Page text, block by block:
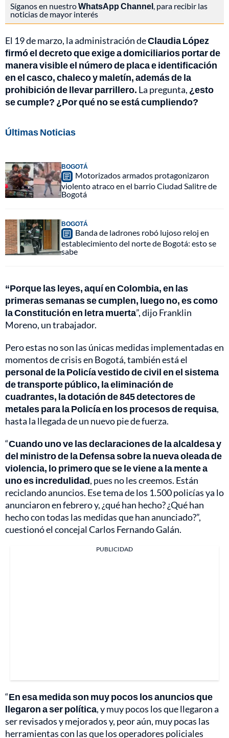
Síganos en nuestroWhatsApp Channel , para recibir las
noticias de mayor interés
El 19 de marzo, la administración deClaudia López
firmó el decreto que exige a domiciliarios portar de
manera visible el número de placa e identificación
en el casco, chaleco y maletín, además de la
prohibición de llevar parrillero. La pregunta, ¿esto
se cumple? ¿Por qué no se está cumpliendo?
Últimas Noticias
BOGOTÁ
Motorizados armados protagonizaron
violento atraco en el barrio Ciudad Salitre de
Bogotá
BOGOTÁ
Banda de ladrones robó lujoso reloj en
establecimiento del norte de Bogotá: esto se
sabe
“Porque las leyes, aquí en Colombia, en las
primeras semanas se cumplen, luego no, es como
la Constitución en letra muerta”, dijo Franklin
Moreno, un trabajador.
Pero estas no son las únicas medidas implementadas en
momentos de crisis en Bogotá, también está el
personal de la Policía vestido de civil en el sistema
de transporte público, la eliminación de
cuadrantes, la dotación de 845 detectores de
metales para la Policía en los procesos de requisa,
hasta la llegada de un nuevo pie de fuerza.
“Cuando uno ve las declaraciones de la alcaldesa y
del ministro de la Defensa sobre la nueva oleada de
violencia, lo primero que se le viene a la mente a
uno es incredulidad, pues no les creemos. Están
reciclando anuncios. Ese tema de los 1.500 policías ya lo
anunciaron en febrero y, ¿qué han hecho? ¿Qué han
hecho con todas las medidas que han anunciado?”,
cuestionó el concejal Carlos Fernando Galán.
PUBLICIDAD
“En esa medida son muy pocos los anuncios que
llegaron a ser política, y muy pocos los que llegaron a
ser revisados y mejorados y, peor aún, muy pocas las
herramientas con las que los operadores policiales